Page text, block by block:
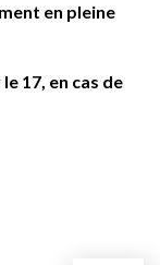
en pleine
17, en cas de